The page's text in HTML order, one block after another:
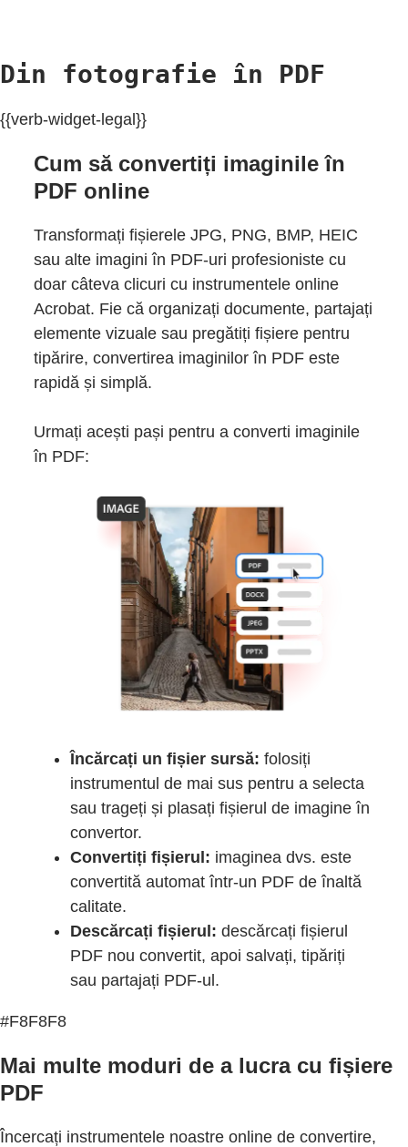
Din fotografie în PDF
{{verb-widget-legal}}
Cum să convertiți imaginile în
PDF online
Transformați fișierele JPG, PNG, BMP, HEIC
sau alte imagini în PDF-uri profesioniste cu
doar câteva clicuri cu instrumentele online
Acrobat. Fie că organizați documente, partajați
elemente vizuale sau pregătiți fișiere pentru
tipărire, convertirea imaginilor în PDF este
rapidă și simplă.
Urmați acești pași pentru a converti imaginile
în PDF:
Încărcați un fișier sursă: folosiți
instrumentul de mai sus pentru a selecta
sau trageți și plasați fișierul de imagine în
convertor.
Convertiți fișierul: imaginea dvs. este
convertită automat într-un PDF de înaltă
calitate.
Descărcați fișierul: descărcați fișierul
PDF nou convertit, apoi salvați, tipăriți
sau partajați PDF-ul.
#F8F8F8
Mai multe moduri de a lucra cu fișiere
PDF
Încercați instrumentele noastre online de convertire,